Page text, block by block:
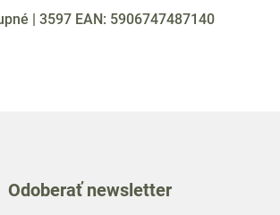
| 3597 EAN: 5906747487140
Odoberať newsletter